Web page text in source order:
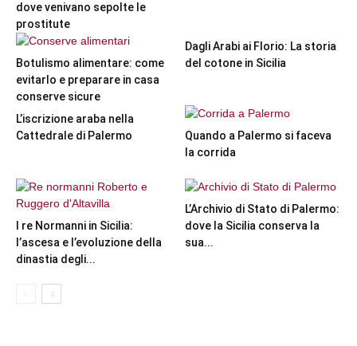
dove venivano sepolte le
prostitute
Botulismo alimentare: come
evitarlo e preparare in casa
conserve sicure
Dagli Arabi ai Florio: La storia
del cotone in Sicilia
L’iscrizione araba nella
Cattedrale di Palermo
Quando a Palermo si faceva
la corrida
I re Normanni in Sicilia:
l’ascesa e l’evoluzione della
dinastia degli...
L’Archivio di Stato di Palermo:
dove la Sicilia conserva la
sua...